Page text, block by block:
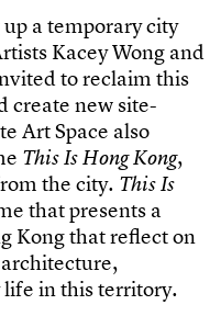
up a temporarycity
rtists KaceyWong and
vitedtoreclaim this
create new site-
te ArtSpace also
e ThisIsHongKong,
rom the city. ThisIs
e thatpresents a
g Kongthatrefecton
architecture,
life inthisterritory.